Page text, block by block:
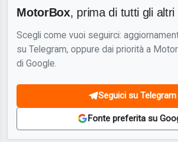
MotorBox, prima di tutti gli altri
Scegli come vuoi seguirci:
su Telegram, oppure dai priorità a
di Google.
Seguici su Telegram
Fonte preferita su